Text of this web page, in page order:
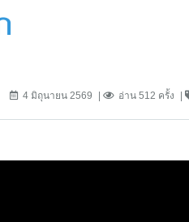
4 มิถุนายน 2569 อ่าน 512 ครั้ง